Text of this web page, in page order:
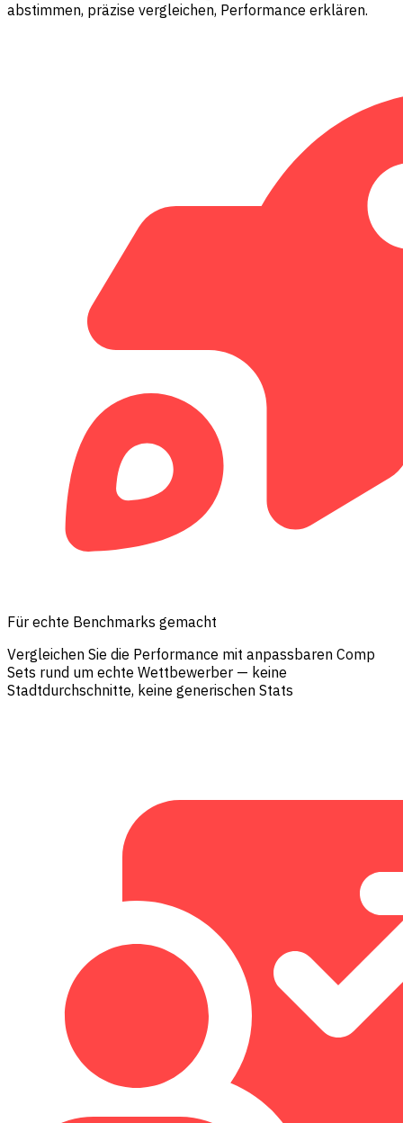
abstimmen, präzise vergleichen, Performance erklären.
Für echte Benchmarks gemacht
Vergleichen Sie die Performance mit anpassbaren Comp
Sets rund um echte Wettbewerber — keine
Stadtdurchschnitte, keine generischen Stats